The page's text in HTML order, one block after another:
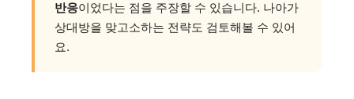
반응이었다는 점을 주장할 수 있습니다. 나아가
상대방을 맞고소하는 전략도 검토해볼 수 있어
요.